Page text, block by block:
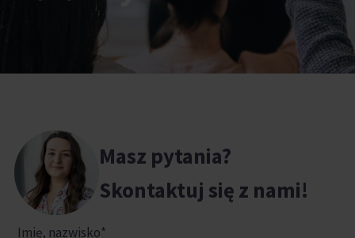
Masz pytania?
Skontaktuj się z nami!